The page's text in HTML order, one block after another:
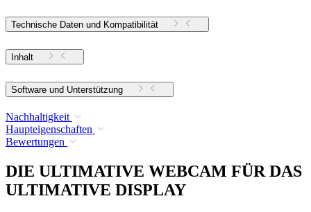
Technische Daten und Kompatibilität
Inhalt
Software und Unterstützung
Nachhaltigkeit
Haupteigenschaften
Bewertungen
DIE ULTIMATIVE WEBCAM FÜR DAS
ULTIMATIVE DISPLAY